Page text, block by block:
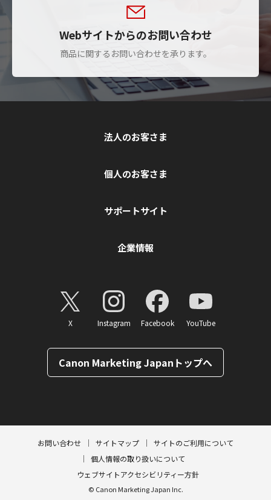
Webサイトからのお問い合わせ
商品に関するお問い合わせを承ります。
法人のお客さま
個人のお客さま
サポートサイト
企業情報
X Instagram Facebook YouTube
Canon Marketing Japanトップへ
お問い合わせ サイトマップ
サイトのご利用について
個人情報の取り扱いについて
ウェブサイトアクセシビリティー方針
© Canon Marketing Japan Inc.